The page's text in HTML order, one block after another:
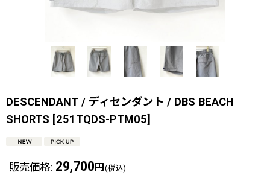
DESCENDANT / ディセンダント / DBS BEACH
SHORTS [251TQDS-PTM05]
販売価格: 29,700 円 (税込)